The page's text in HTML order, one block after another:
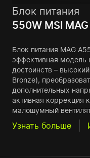
Блок питания
550W MSI
Блок питания MAG
эффективная модель
достоинств –
Bronze),
дополнительных
активная коррекция
малошумный
Узнать больше